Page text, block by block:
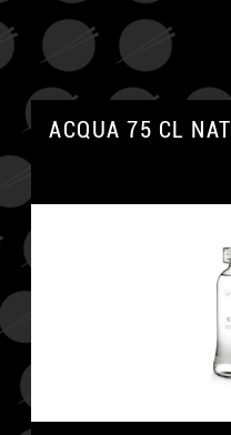
ACQUA 75 CL NAT